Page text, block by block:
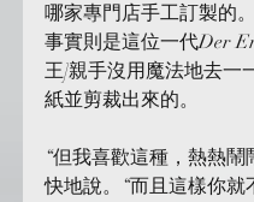
哪家專門店手工訂製的。
事實則是這位一代Der
王]親手沒用魔法地去一
紙並剪裁出來的。
“但我喜歡這種，熱熱鬧
快地說。“而且這樣你就